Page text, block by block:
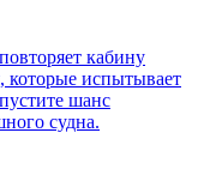
кабину
которые испытывает
шанс
судна.